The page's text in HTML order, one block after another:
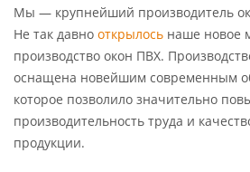
Мы — крупнейший производитель
Не так давно открылось наше новое
производство окон ПВХ.
оснащена новейшим современным
которое позволило значительно
производительность труда и
продукции.